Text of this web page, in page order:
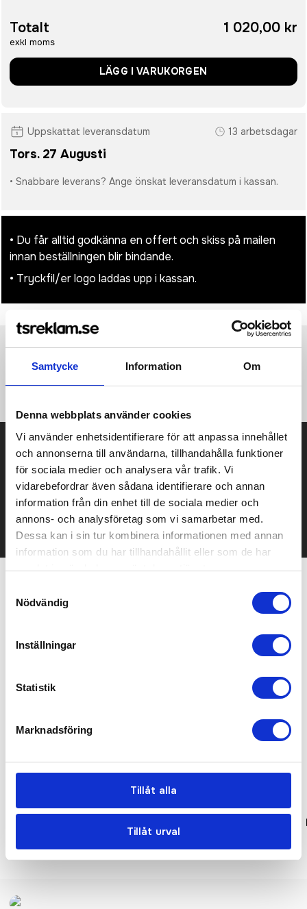
Samtycke Information Om
Denna webbplats använder cookies
Vi använder enhetsidentifierare för att anpassa innehållet
och annonserna till användarna, tillhandahålla funktioner
för sociala medier och analysera vår trafik. Vi
vidarebefordrar även sådana identifierare och annan
information från din enhet till de sociala medier och
annons- och analysföretag som vi samarbetar med.
Dessa kan i sin tur kombinera informationen med annan
information som du har tillhandahållit eller som de har
samlat in när du har använt deras tjänster.
Nödvändig
Inställningar
Statistik
Marknadsföring
Tillåt alla
Tillåt urval
Totalt
exkl moms
1 020,00 kr
LÄGG I VARUKORGEN
Uppskattat leveransdatum 13 arbetsdagar
Tors. 27 Augusti
• Snabbare leverans? Ange önskat leveransdatum i kassan.
• Du får alltid godkänna en offert och skiss på mailen
innan beställningen blir bindande.
• Tryckfil/er logo laddas upp i kassan.
Produktinformation SpecifikationerPristabell Recensioner
Prisuppgift på mailen?
Kontakta oss här för att få förslag på produkt och pris över
mailen.
Det går också utmärkt att bara ställa frågor!
KONTAKTA OSS
Relaterade produkter
Bästsäljare
Cap